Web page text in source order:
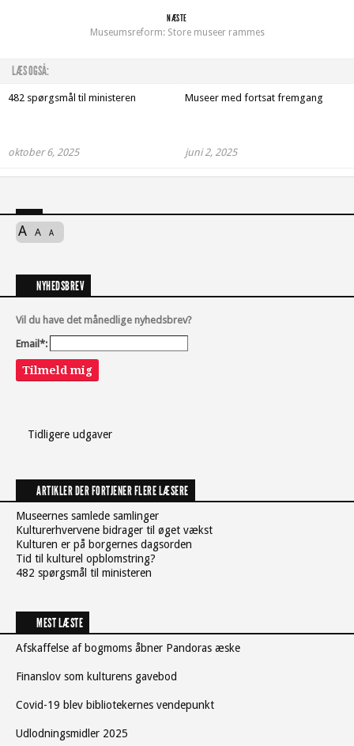
NÆSTE
Museumsreform: Store museer rammes
LÆS OGSÅ:
482 spørgsmål til ministeren
oktober 6, 2025
Museer med fortsat fremgang
juni 2, 2025
A A A
NYHEDSBREV
Vil du have det månedlige nyhedsbrev?
Email*:
Tilmeld mig
Tidligere udgaver
ARTIKLER DER FORTJENER FLERE LÆSERE
Museernes samlede samlinger
Kulturerhvervene bidrager til øget vækst
Kulturen er på borgernes dagsorden
Tid til kulturel opblomstring?
482 spørgsmål til ministeren
MEST LÆSTE
Afskaffelse af bogmoms åbner Pandoras æske
Finanslov som kulturens gavebod
Covid-19 blev bibliotekernes vendepunkt
Udlodningsmidler 2025